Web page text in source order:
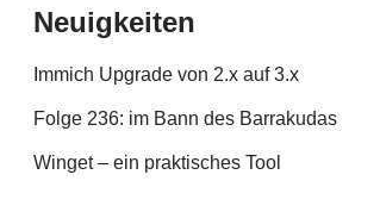
Neuigkeiten
Immich Upgrade von 2.x auf 3.x
Folge 236: im Bann des Barrakudas
Winget – ein praktisches Tool